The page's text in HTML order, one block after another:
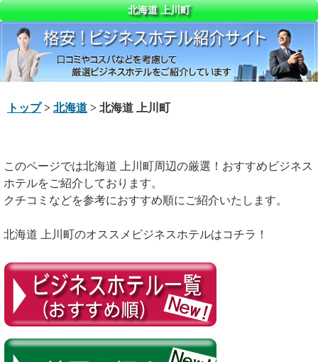
北海道 上川町
トップ> 北海道 > 北海道 上川町
このページでは北海道 上川町周辺の厳選！おすすめビジネス
ホテルをご紹介しております。
クチコミなどを参考におすすめ順にご紹介いたします。
北海道 上川町のオススメビジネスホテルはコチラ！